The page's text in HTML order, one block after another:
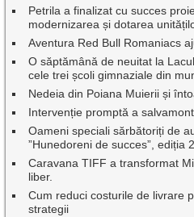
Petrila a finalizat cu succes
modernizarea și dotarea
Aventura Red Bull Romaniacs
O săptămână de neuitat la
cele trei școli gimnaziale din
Nedeia din Poiana Muierii și
Intervenție promptă a
Oameni speciali sărbătoriți de
”Hunedoreni de succes”, ediția
Caravana TIFF a transformat
liber.
Cum reduci costurile de livrare
strategii